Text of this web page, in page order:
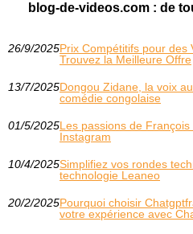
blog-de-videos.com : de
26/9/2025Prix Compétitifs pour des
Trouvez la Meilleure Offre
13/7/2025Dongou Zidane, la voix
comédie congolaise
01/5/2025Les passions de
Instagram
10/4/2025Simplifiez vos rondes
technologie Leaneo
20/2/2025Pourquoi choisir
votre expérience avec